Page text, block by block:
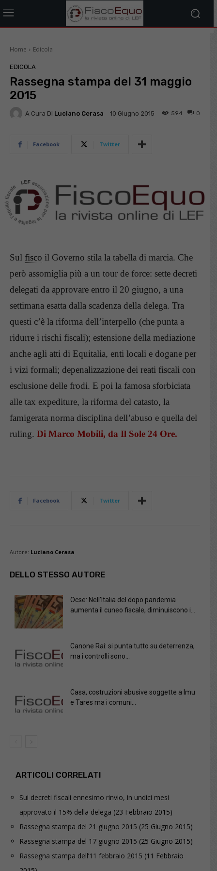
Home Edicola
EDICOLA
Rassegna stampa del 31 maggio
2015
A Cura Di Luciano Cerasa 10 Giugno 2015 0
594
Facebook Twitter
Sul fisco il Governo stila la tabella di marcia. Che
però assomiglia più a un tour de force: sette decreti
delegati da approvare entro il 20 giugno, a una
settimana esatta dalla scadenza della delega. Tra
questi c’è la riforma dell’interpello (che punta a
ridurre i rischi fiscali); estensione della mediazione
anche agli atti di Equitalia, enti locali e dogane per
i vizi formali; depenalizzazione dei reati fiscali con
esclusione delle frodi. E poi la famosa sforbiciata
alle tax expediture, la riforma del catasto, la
famigerata norma disciplina dell’abuso e quella del
ruling. Di Marco Mobili, da Il Sole 24 Ore.
Facebook Twitter
Autore: Luciano Cerasa
DELLO STESSO AUTORE
Ocse: Nell’Italia del dopo pandemia
aumenta il cuneo fiscale, diminuiscono i...
Canone Rai: si punta tutto su deterrenza,
ma i controlli sono...
Casa, costruzioni abusive soggette a Imu
e Tares ma i comuni...
ARTICOLI CORRELATI
Sui decreti fiscali ennesimo rinvio, in undici mesi
approvato il 15% della delega (23 Febbraio 2015)
Rassegna stampa del 21 giugno 2015 (25 Giugno 2015)
Rassegna stampa del 17 giugno 2015 (25 Giugno 2015)
Rassegna stampa dell’11 febbraio 2015 (11 Febbraio